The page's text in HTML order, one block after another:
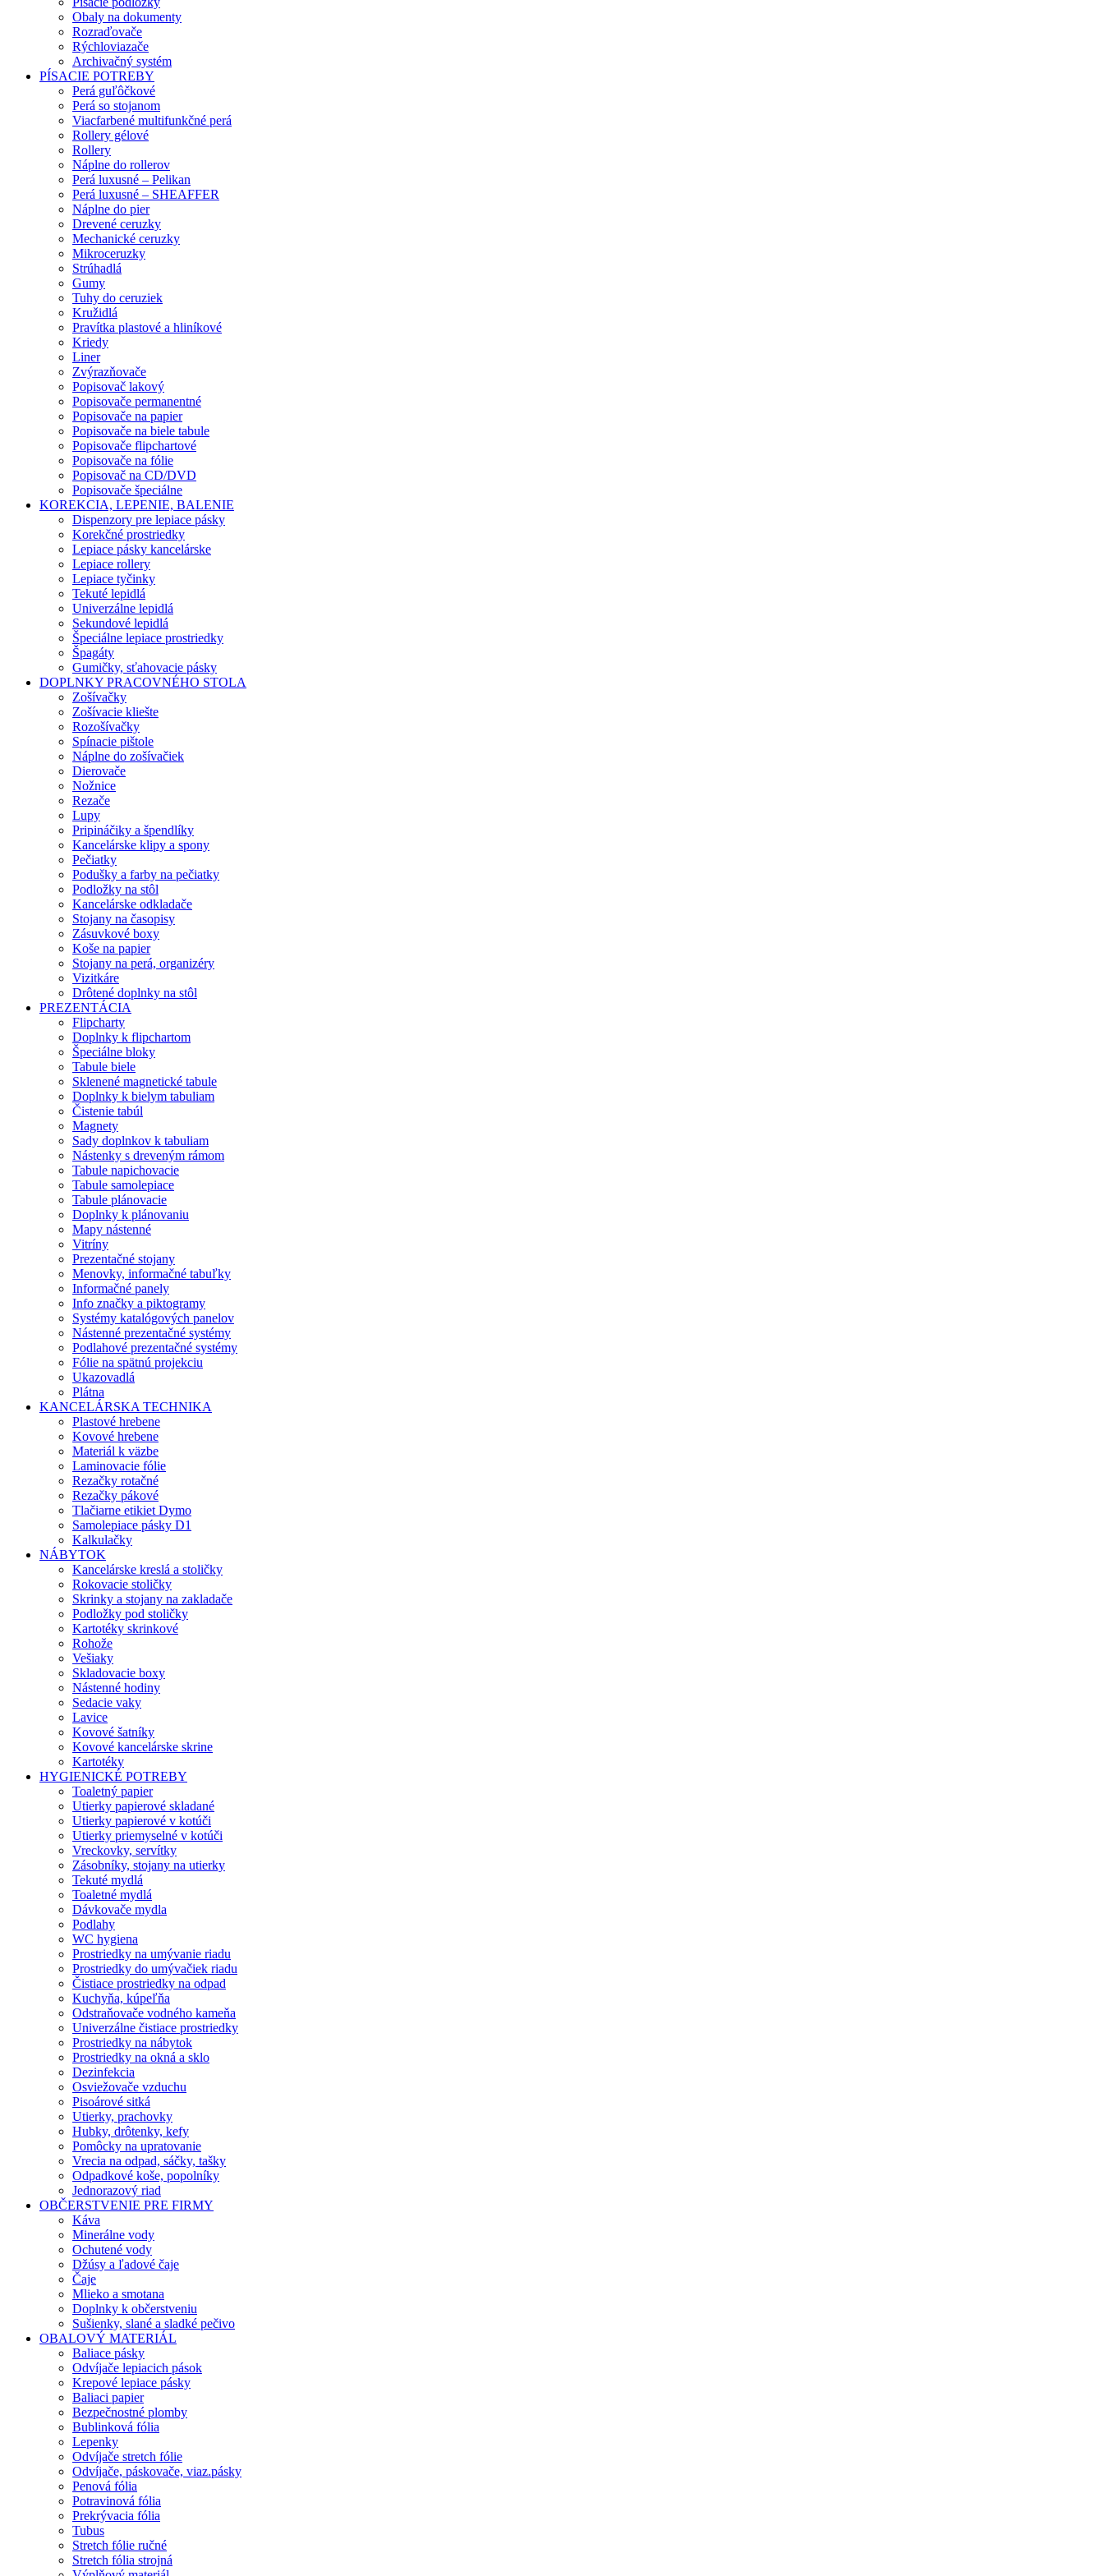
Obaly na dokumenty
Rozraďovače
Rýchloviazače
Archivačný systém
PÍSACIE POTREBY
Perá guľôčkové
Perá so stojanom
Viacfarbené multifunkčné perá
Rollery gélové
Rollery
Náplne do rollerov
Perá luxusné – Pelikan
Perá luxusné – SHEAFFER
Náplne do pier
Drevené ceruzky
Mechanické ceruzky
Mikroceruzky
Strúhadlá
Gumy
Tuhy do ceruziek
Kružidlá
Pravítka plastové a hliníkové
Kriedy
Liner
Zvýrazňovače
Popisovač lakový
Popisovače permanentné
Popisovače na papier
Popisovače na biele tabule
Popisovače flipchartové
Popisovače na fólie
Popisovač na CD/DVD
Popisovače špeciálne
KOREKCIA, LEPENIE, BALENIE
Dispenzory pre lepiace pásky
Korekčné prostriedky
Lepiace pásky kancelárske
Lepiace rollery
Lepiace tyčinky
Tekuté lepidlá
Univerzálne lepidlá
Sekundové lepidlá
Špeciálne lepiace prostriedky
Špagáty
Gumičky, sťahovacie pásky
DOPLNKY PRACOVNÉHO STOLA
Zošívačky
Zošívacie kliešte
Rozošívačky
Spínacie pištole
Náplne do zošívačiek
Dierovače
Nožnice
Rezače
Lupy
Pripináčiky a špendlíky
Kancelárske klipy a spony
Pečiatky
Podušky a farby na pečiatky
Podložky na stôl
Kancelárske odkladače
Stojany na časopisy
Zásuvkové boxy
Koše na papier
Stojany na perá, organizéry
Vizitkáre
Drôtené doplnky na stôl
PREZENTÁCIA
Flipcharty
Doplnky k flipchartom
Špeciálne bloky
Tabule biele
Sklenené magnetické tabule
Doplnky k bielym tabuliam
Čistenie tabúl
Magnety
Sady doplnkov k tabuliam
Nástenky s dreveným rámom
Tabule napichovacie
Tabule samolepiace
Tabule plánovacie
Doplnky k plánovaniu
Mapy nástenné
Vitríny
Prezentačné stojany
Menovky, informačné tabuľky
Informačné panely
Info značky a piktogramy
Systémy katalógových panelov
Nástenné prezentačné systémy
Podlahové prezentačné systémy
Fólie na spätnú projekciu
Ukazovadlá
Plátna
KANCELÁRSKA TECHNIKA
Plastové hrebene
Kovové hrebene
Materiál k väzbe
Laminovacie fólie
Rezačky rotačné
Rezačky pákové
Tlačiarne etikiet Dymo
Samolepiace pásky D1
Kalkulačky
NÁBYTOK
Kancelárske kreslá a stoličky
Rokovacie stoličky
Skrinky a stojany na zakladače
Podložky pod stoličky
Kartotéky skrinkové
Rohože
Vešiaky
Skladovacie boxy
Nástenné hodiny
Sedacie vaky
Lavice
Kovové šatníky
Kovové kancelárske skrine
Kartotéky
HYGIENICKÉ POTREBY
Toaletný papier
Utierky papierové skladané
Utierky papierové v kotúči
Utierky priemyselné v kotúči
Vreckovky, servítky
Zásobníky, stojany na utierky
Tekuté mydlá
Toaletné mydlá
Dávkovače mydla
Podlahy
WC hygiena
Prostriedky na umývanie riadu
Prostriedky do umývačiek riadu
Čistiace prostriedky na odpad
Kuchyňa, kúpeľňa
Odstraňovače vodného kameňa
Univerzálne čistiace prostriedky
Prostriedky na nábytok
Prostriedky na okná a sklo
Dezinfekcia
Osviežovače vzduchu
Pisoárové sitká
Utierky, prachovky
Hubky, drôtenky, kefy
Pomôcky na upratovanie
Vrecia na odpad, sáčky, tašky
Odpadkové koše, popolníky
Jednorazový riad
OBČERSTVENIE PRE FIRMY
Káva
Minerálne vody
Ochutené vody
Džúsy a ľadové čaje
Čaje
Mlieko a smotana
Doplnky k občerstveniu
Sušienky, slané a sladké pečivo
OBALOVÝ MATERIÁL
Baliace pásky
Odvíjače lepiacich pások
Krepové lepiace pásky
Baliaci papier
Bezpečnostné plomby
Bublinková fólia
Lepenky
Odvíjače stretch fólie
Odvíjače, páskovače, viaz.pásky
Penová fólia
Potravinová fólia
Prekrývacia fólia
Tubus
Stretch fólie ručné
Stretch fólia strojná